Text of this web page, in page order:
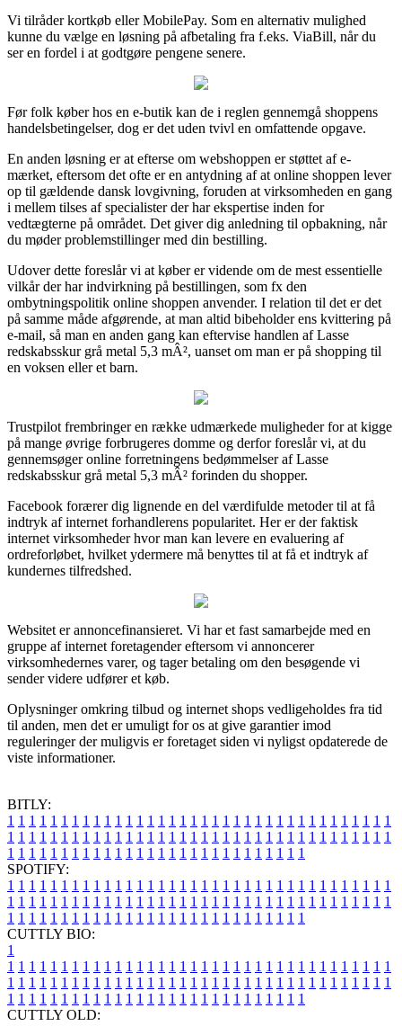
Vi tilråder kortkøb eller MobilePay. Som en alternativ mulighed
kunne du vælge en løsning på afbetaling fra f.eks. ViaBill, når du
ser en fordel i at godtgøre pengene senere.
Før folk køber hos en e-butik kan de i reglen gennemgå shoppens
handelsbetingelser, dog er det uden tvivl en omfattende opgave.
En anden løsning er at efterse om webshoppen er støttet af e-
mærket, eftersom det ofte er en antydning af at online shoppen lever
op til gældende dansk lovgivning, foruden at virksomheden en gang
i mellem tilses af specialister der har ekspertise inden for
vedtægterne på området. Det giver dig anledning til opbakning, når
du møder problemstillinger med din bestilling.
Udover dette foreslår vi at køber er vidende om de mest essentielle
vilkår der har indvirkning på bestillingen, som fx den
ombytningspolitik online shoppen anvender. I relation til det er det
på samme måde afgørende, at man altid bibeholder ens kvittering på
e-mail, så man en anden gang kan eftervise handlen af Lasse
redskabsskur grå metal 5,3 mÂ², uanset om man er på shopping til
en voksen eller et barn.
Trustpilot frembringer en række udmærkede muligheder for at kigge
på mange øvrige forbrugeres domme og derfor foreslår vi, at du
gennemsøger online forretningens bedømmelser af Lasse
redskabsskur grå metal 5,3 mÂ² forinden du shopper.
Facebook forærer dig lignende en del værdifulde metoder til at få
indtryk af internet forhandlerens popularitet. Her er der faktisk
internet virksomheder hvor man kan levere en evaluering af
ordreforløbet, hvilket ydermere må benyttes til at få et indtryk af
kundernes tilfredshed.
Websitet er annoncefinansieret. Vi har et fast samarbejde med en
gruppe af internet foretagender eftersom vi annoncerer
virksomhedernes varer, og tager betaling om den besøgende vi
sender videre udfører et køb.
Oplysninger omkring tilbud og internet shops vedligeholdes fra tid
til anden, men det er umuligt for os at give garantier imod
reguleringer der muligvis er foretaget siden vi nyligst opdaterede de
viste informationer.
BITLY:
1 1 1 1 1 1 1 1 1 1 1 1 1 1 1 1 1 1 1 1 1 1 1 1 1 1 1 1 1 1 1 1 1 1 1 1
1 1 1 1 1 1 1 1 1 1 1 1 1 1 1 1 1 1 1 1 1 1 1 1 1 1 1 1 1 1 1 1 1 1 1 1
1 1 1 1 1 1 1 1 1 1 1 1 1 1 1 1 1 1 1 1 1 1 1 1 1 1 1 1
SPOTIFY:
1 1 1 1 1 1 1 1 1 1 1 1 1 1 1 1 1 1 1 1 1 1 1 1 1 1 1 1 1 1 1 1 1 1 1 1
1 1 1 1 1 1 1 1 1 1 1 1 1 1 1 1 1 1 1 1 1 1 1 1 1 1 1 1 1 1 1 1 1 1 1 1
1 1 1 1 1 1 1 1 1 1 1 1 1 1 1 1 1 1 1 1 1 1 1 1 1 1 1 1
CUTTLY BIO:
1
1 1 1 1 1 1 1 1 1 1 1 1 1 1 1 1 1 1 1 1 1 1 1 1 1 1 1 1 1 1 1 1 1 1 1 1
1 1 1 1 1 1 1 1 1 1 1 1 1 1 1 1 1 1 1 1 1 1 1 1 1 1 1 1 1 1 1 1 1 1 1 1
1 1 1 1 1 1 1 1 1 1 1 1 1 1 1 1 1 1 1 1 1 1 1 1 1 1 1 1
CUTTLY OLD: